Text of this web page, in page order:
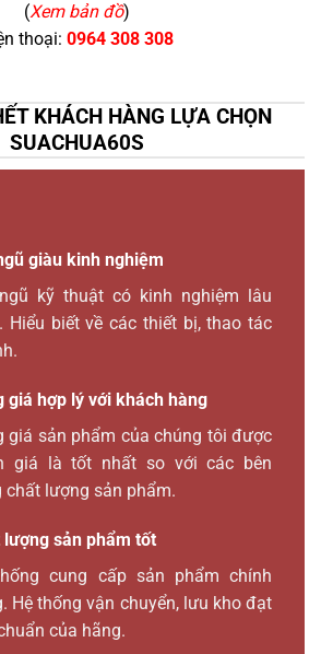
(Xem bản đồ)
thoại: 0964 308 308
KHÁCH HÀNG LỰA CHỌN
SUACHUA60S
giàu kinh nghiệm
kỹ thuật có kinh nghiệm lâu
Hiểu biết về các thiết bị, thao tác
giá hợp lý với khách hàng
giá sản phẩm của chúng tôi được
giá là tốt nhất so với các bên
chất lượng sản phẩm.
lượng sản phẩm tốt
cung cấp sản phẩm chính
Hệ thống vận chuyển, lưu kho đạt
của hãng.